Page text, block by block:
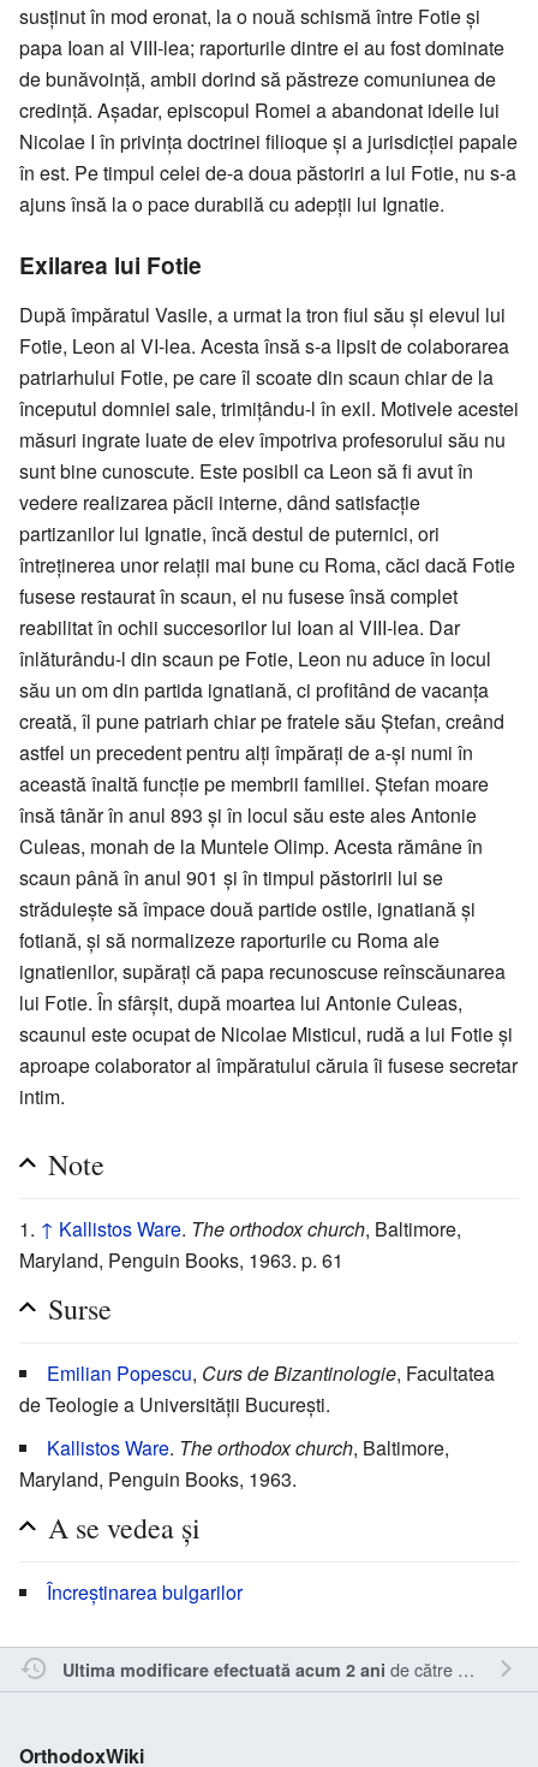
susținut în mod eronat, la o nouă schismă între Fotie și
papa Ioan al VIII-lea; raporturile dintre ei au fost dominate
de bunăvoință, ambii dorind să păstreze comuniunea de
credință. Așadar, episcopul Romei a abandonat ideile lui
Nicolae I în privința doctrinei filioque și a jurisdicției papale
în est. Pe timpul celei de-a doua păstoriri a lui Fotie, nu s-a
ajuns însă la o pace durabilă cu adepții lui Ignatie.
Exilarea lui Fotie
După împăratul Vasile, a urmat la tron fiul său și elevul lui
Fotie, Leon al VI-lea. Acesta însă s-a lipsit de colaborarea
patriarhului Fotie, pe care îl scoate din scaun chiar de la
începutul domniei sale, trimițându-l în exil. Motivele acestei
măsuri ingrate luate de elev împotriva profesorului său nu
sunt bine cunoscute. Este posibil ca Leon să fi avut în
vedere realizarea păcii interne, dând satisfacție
partizanilor lui Ignatie, încă destul de puternici, ori
întreținerea unor relații mai bune cu Roma, căci dacă Fotie
fusese restaurat în scaun, el nu fusese însă complet
reabilitat în ochii succesorilor lui Ioan al VIII-lea. Dar
înlăturându-l din scaun pe Fotie, Leon nu aduce în locul
său un om din partida ignatiană, ci profitând de vacanța
creată, îl pune patriarh chiar pe fratele său Ștefan, creând
astfel un precedent pentru alți împărați de a-și numi în
această înaltă funcție pe membrii familiei. Ștefan moare
însă tânăr în anul 893 și în locul său este ales Antonie
Culeas, monah de la Muntele Olimp. Acesta rămâne în
scaun până în anul 901 și în timpul păstoririi lui se
străduiește să împace două partide ostile, ignatiană și
fotiană, și să normalizeze raporturile cu Roma ale
ignatienilor, supărați că papa recunoscuse reînscăunarea
lui Fotie. În sfârșit, după moartea lui Antonie Culeas,
scaunul este ocupat de Nicolae Misticul, rudă a lui Fotie și
aproape colaborator al împăratului căruia îi fusese secretar
intim.
Note
↑ Kallistos Ware. The orthodox church, Baltimore,
Maryland, Penguin Books, 1963. p. 61
Surse
Emilian Popescu, Curs de Bizantinologie, Facultatea
de Teologie a Universității București.
Kallistos Ware. The orthodox church, Baltimore,
Maryland, Penguin Books, 1963.
A se vedea și
Încreștinarea bulgarilor
Ultima modificare efectuată acum 2 ani de către RappY.
OrthodoxWiki